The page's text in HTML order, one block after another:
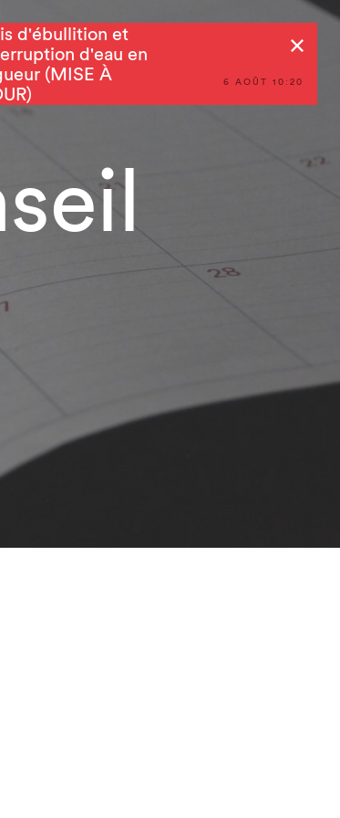
6 AOÛT 10:20
d'ébullition et
d'eau en
(MISE À